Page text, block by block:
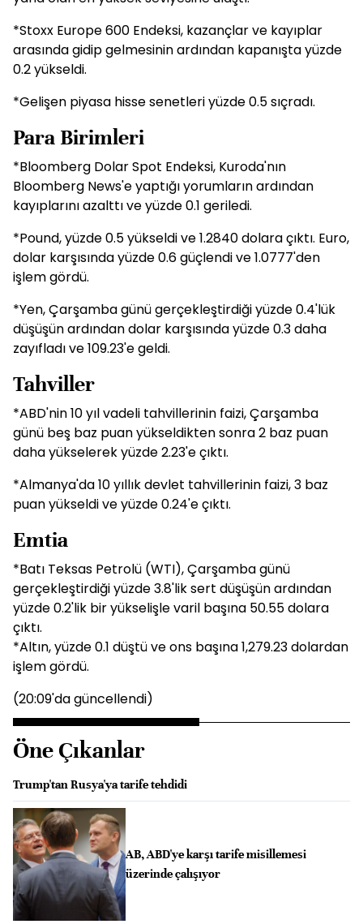
*Stoxx Europe 600 Endeksi, kazançlar ve kayıplar
arasında gidip gelmesinin ardından kapanışta yüzde
0.2 yükseldi.
*Gelişen piyasa hisse senetleri yüzde 0.5 sıçradı.
Para Birimleri
*Bloomberg Dolar Spot Endeksi, Kuroda'nın
Bloomberg News'e yaptığı yorumların ardından
kayıplarını azalttı ve yüzde 0.1 geriledi.
*Pound, yüzde 0.5 yükseldi ve 1.2840 dolara çıktı. Euro,
dolar karşısında yüzde 0.6 güçlendi ve 1.0777'den
işlem gördü.
*Yen, Çarşamba günü gerçekleştirdiği yüzde 0.4'lük
düşüşün ardından dolar karşısında yüzde 0.3 daha
zayıfladı ve 109.23'e geldi.
Tahviller
*ABD'nin 10 yıl vadeli tahvillerinin faizi, Çarşamba
günü beş baz puan yükseldikten sonra 2 baz puan
daha yükselerek yüzde 2.23'e çıktı.
*Almanya'da 10 yıllık devlet tahvillerinin faizi, 3 baz
puan yükseldi ve yüzde 0.24'e çıktı.
Emtia
*Batı Teksas Petrolü (WTI), Çarşamba günü
gerçekleştirdiği yüzde 3.8'lik sert düşüşün ardından
yüzde 0.2'lik bir yükselişle varil başına 50.55 dolara
çıktı.
*Altın, yüzde 0.1 düştü ve ons başına 1,279.23 dolardan
işlem gördü.
(20:09'da güncellendi)
Öne Çıkanlar
Trump'tan Rusya'ya tarife tehdidi
AB, ABD'ye karşı tarife misillemesi
üzerinde çalışıyor